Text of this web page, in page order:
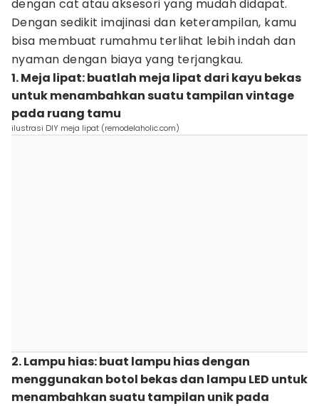
dengan cat atau aksesori yang mudah didapat.
Dengan sedikit imajinasi dan keterampilan, kamu
bisa membuat rumahmu terlihat lebih indah dan
nyaman dengan biaya yang terjangkau.
1. Meja lipat: buatlah meja lipat dari kayu bekas
untuk menambahkan suatu tampilan vintage
pada ruang tamu
ilustrasi DIY meja lipat (remodelaholic.com)
2. Lampu hias: buat lampu hias dengan
menggunakan botol bekas dan lampu LED untuk
menambahkan suatu tampilan unik pada